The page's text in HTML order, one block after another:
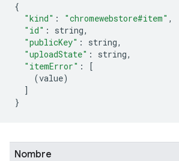
{
"kind" : "chromewebstore#item" ,
"id" : string,
"publicKey" : string,
"uploadState" : string,
"itemError" :
[
(value)
]
}
Nombre